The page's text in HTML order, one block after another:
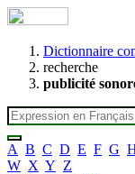
Dictionnaire
recherche
publicité
A B C D E F G
W X Y Z